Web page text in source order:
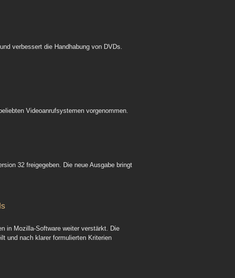
verbessert die Handhabung von DVDs.
Videoanrufsystemen vorgenommen.
32 freigegeben. Die neue Ausgabe bringt
in Mozilla-Software weiter verstärkt. Die
und nach klarer formulierten Kriterien